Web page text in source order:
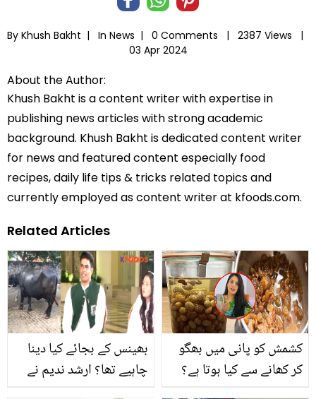
By Khush Bakht | In News | 0 Comments |
2387 Views |
03 Apr 2024
About the Author:
Khush Bakht is a content writer with expertise in
publishing news articles with strong academic
background. Khush Bakht is dedicated content writer
for news and featured content especially food
recipes, daily life tips & tricks related topics and
currently employed as content writer at kfoods.com.
Related Articles
بھینس کے بجائے کیا دینا
چاہیے تھا؟ ارشد ندیم نے
کشمش کو پانی میں بھگو
کر کھانے سے کیا ہوتا ہے؟